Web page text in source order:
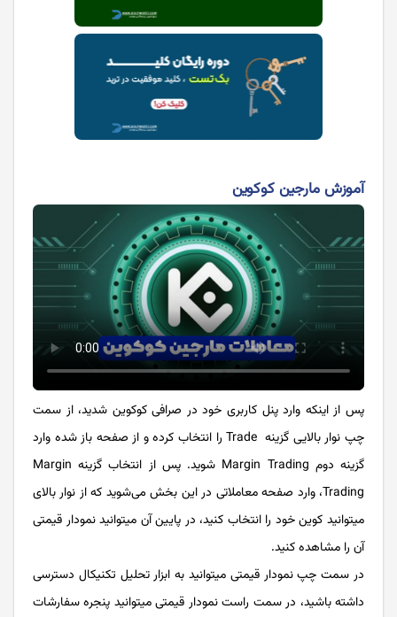
آموزش مارجین کوکوین
پس از اینکه وارد پنل کاربری خود در صرافی کوکوین شدید، از سمت
چپ نوار بالایی گزینه Trade را انتخاب کرده و از صفحه باز شده وارد
گزینه دوم Margin Trading شوید.
پس از انتخاب گزینه Margin
Trading، وارد صفحه معاملاتی در این بخش می­­‌شوید که از نوار بالای
می­توانید کوین خود را انتخاب کنید، در پایین آن می­توانید نمودار قیمتی
آن را مشاهده کنید.
در سمت چپ نمودار قیمتی می­توانید به ابزار تحلیل تکنیکال دسترسی
داشته باشید، در سمت راست نمودار قیمتی می­توانید پنجره سفارشات